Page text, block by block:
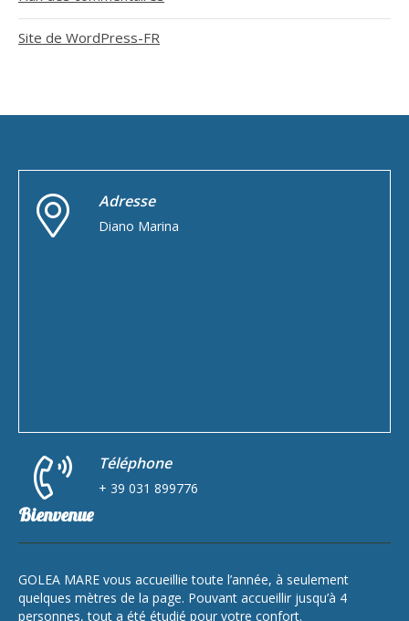
Site de WordPress-FR
Adresse
Diano Marina
Téléphone
+ 39 031 899776
Bienvenue
GOLEA MARE vous accueillie toute l’année, à seulement
quelques mètres de la page. Pouvant accueillir jusqu’à 4
personnes, tout a été étudié pour votre confort.